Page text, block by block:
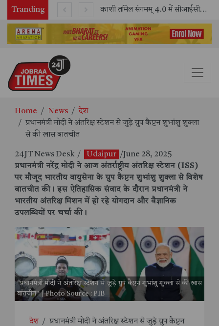
Tranding काशी तमिल संगमम् 4.0 में सीआईसीटी का स्टॉल बना तमिल भाषा और संस्कृति का केंद्र, ‘तमिल करकलाम’ से सीखना हुआ सरल
Home News
देश
प्रधानमंत्री मोदी ने अंतरिक्ष स्टेशन से जुड़े ग्रुप कैप्टन शुभांशु शुक्ला
से की खास बातचीत
24JT News Desk / Udaipur /June 28, 2025
प्रधानमंत्री नरेंद्र मोदी ने आज अंतर्राष्ट्रीय अंतरिक्ष स्टेशन (ISS)
पर मौजूद भारतीय वायुसेना के ग्रुप कैप्टन शुभांशु शुक्ला से विशेष
बातचीत की। इस ऐतिहासिक संवाद के दौरान प्रधानमंत्री ने
भारतीय अंतरिक्ष मिशन में हो रहे योगदान और वैज्ञानिक
उपलब्धियों पर चर्चा की।
"प्रधानमंत्री मोदी ने अंतरिक्ष स्टेशन से जुड़े ग्रुप कैप्टन शुभांशु शुक्ला से की खास
बातचीत" | Photo Source : PIB
देश / प्रधानमंत्री मोदी ने अंतरिक्ष स्टेशन से जुड़े ग्रुप कैप्टन